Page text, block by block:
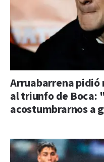
Arruabarrena pidió
al triunfo de Boca:
acostumbrarnos a